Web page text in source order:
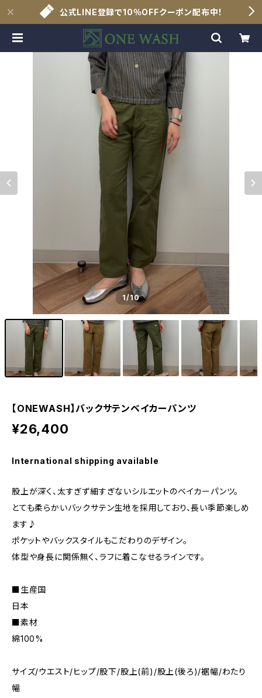
公式LINE登録で10％OFFクーポン配布中！
1/10
【ONEWASH】バックサテンベイカーパンツ
¥26,400
International shipping available
股上が深く、太すぎず細すぎないシルエットのベイカーパンツ。
とても柔らかいバックサテン生地を採用しており、長い季節楽しめ
ます♪
ポケットやバックスタイルもこだわりのデザイン。
体型や身長に関係無く、ラフに着こなせるラインです。
■生産国
日本
■素材
綿100%
サイズ/ウエスト/ヒップ/股下/股上(前)/股上(後ろ)/裾幅/わたり
幅